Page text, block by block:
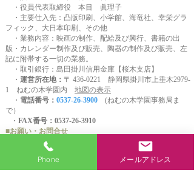
・役員代表取締役 本目 眞理子
・主要仕入先：凸版印刷、小学館、海竜社、幸栄グラ
フィック、大日本印刷、その他
・業務内容：映画の制作、配給及び興行、書籍の出
版・カレンダー制作及び販売、陶器の制作及び販売、左
記に附帯する一切の業務。
・取引銀行：島田掛川信用金庫【桜木支店】
・ 運営所在地： 〒 436-0221 静岡県掛川市上垂木2979-
1 ねむの木学園内 地図の表示
・ 電話番号： 0537-26-3900
(ねむの木学園事務局ま
で）
・ FAX番号：0537-26-3910
■お願い・お問合せ
受付時間は平日9:00～16:30 （発送担当者のお休みは
月・火です。）
・担当者不在の場合は、発送に関するご返事ができま
せんのであらかじめご了承ください。
Phone メールアドレス